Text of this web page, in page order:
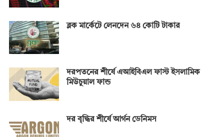
ব্লক মার্কেটে লেনদেন ৬৪ কোটি টাকার
দরপতনের শীর্ষে এআইবিএল ফাস্ট ইসলামিক
মিউচুয়াল ফান্ড
দর বৃদ্ধির শীর্ষে আর্গন ডেনিমস